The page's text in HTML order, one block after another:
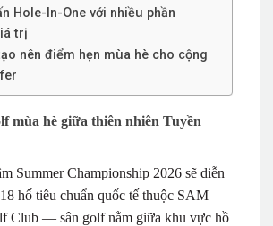
Hole-In-One với nhiều phần
trị
nên điểm hẹn mùa hè cho cộng
mùa hè giữa thiên nhiên Tuyền
Summer Championship 2026 sẽ diễn
hố tiêu chuẩn quốc tế thuộc SAM
Club — sân golf nằm giữa khu vực hồ